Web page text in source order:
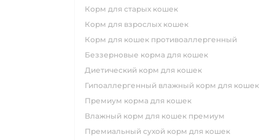
корм для старых кошек
корм для взрослых кошек
корм для кошек противоаллергенный
беззерновые корма для кошек
диетический корм для кошек
гипоаллергенный влажный корм для кошек
премиум корма для кошек
влажный корм для кошек премиум
премиальный сухой корм для кошек